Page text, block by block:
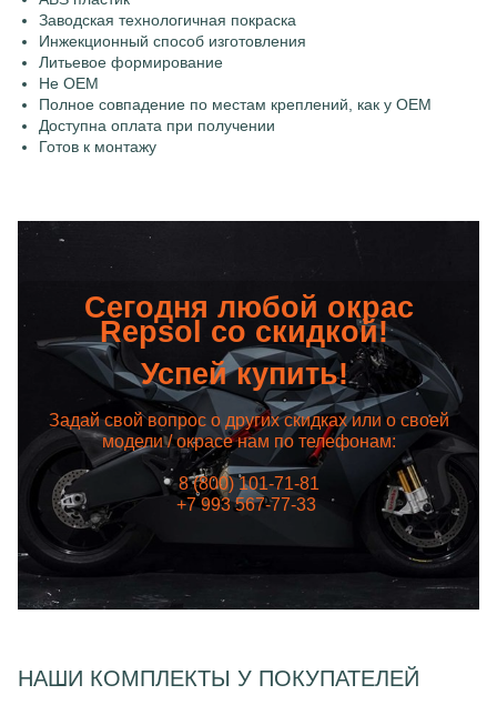
Заводская технологичная покраска
Инжекционный способ изготовления
Литьевое формирование
Не OEM
Полное совпадение по местам креплений, как у OEM
Доступна оплата при получении
Готов к монтажу
Сегодня любой окрас
Repsol со скидкой!
Успей купить!
Задай свой вопрос о других скидках или о своей
модели / окрасе нам по телефонам:
8 (800) 101-71-81
+7 993 567-77-33
НАШИ КОМПЛЕКТЫ У ПОКУПАТЕЛЕЙ